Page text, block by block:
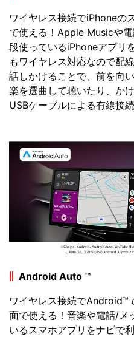
ワイヤレス接続でiPhoneの
で使える！Apple Musicや
段使っているiPhoneアプリ
もワイヤレス対応なので配
話しかけることで、前を向
楽を選曲して聴いたり、か
USBケーブルによる有線接
Android Auto ™
ワイヤレス接続でAndroid™
面で使える！音楽や電話/メ
いるスマホアプリをナビで